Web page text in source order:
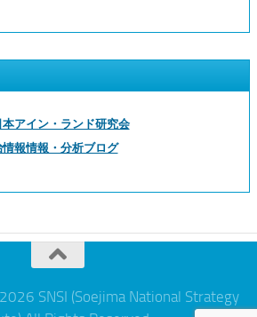
アイン・ランド研究会
報情報・分析ブログ
SNSI (Soejima National Strategy